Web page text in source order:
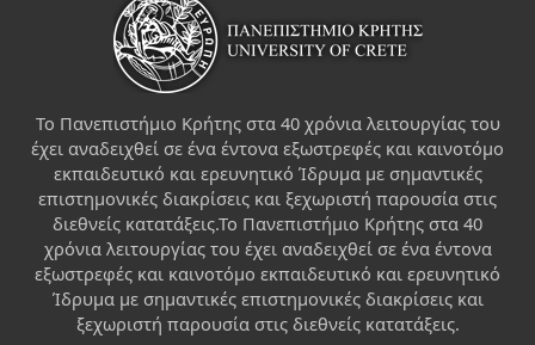
Το Πανεπιστήμιο Κρήτης στα 40 χρόνια λειτουργίας του
έχει αναδειχθεί σε ένα έντονα εξωστρεφές και καινοτόμο
εκπαιδευτικό και ερευνητικό Ίδρυμα με σημαντικές
επιστημονικές διακρίσεις και ξεχωριστή παρουσία στις
διεθνείς κατατάξεις.Το Πανεπιστήμιο Κρήτης στα 40
χρόνια λειτουργίας του έχει αναδειχθεί σε ένα έντονα
εξωστρεφές και καινοτόμο εκπαιδευτικό και ερευνητικό
Ίδρυμα με σημαντικές επιστημονικές διακρίσεις και
ξεχωριστή παρουσία στις διεθνείς κατατάξεις.